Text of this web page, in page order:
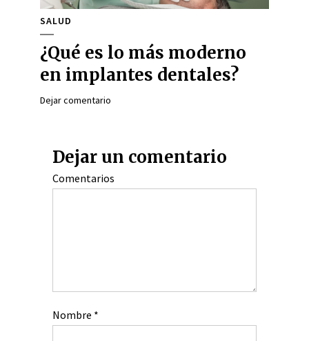
SALUD
¿Qué es lo más moderno
en implantes dentales?
Dejar comentario
Dejar un comentario
Comentarios
Nombre *